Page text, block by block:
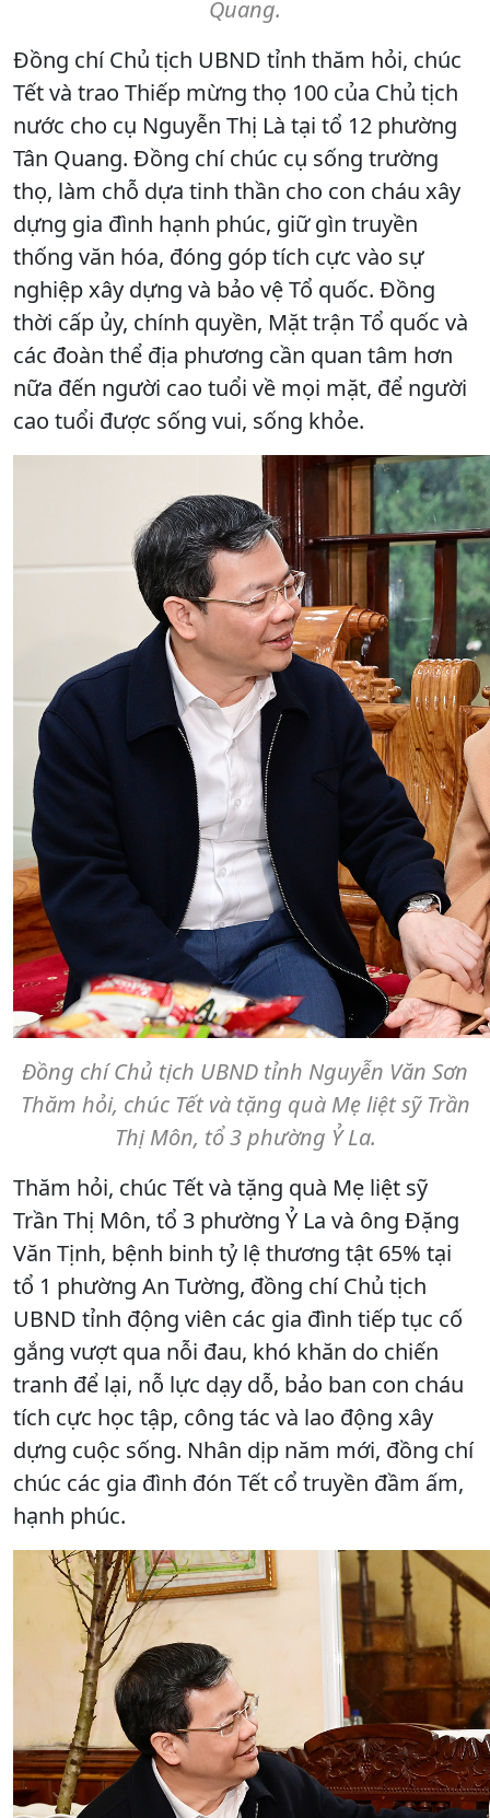
Quang.
Đồng chí Chủ tịch UBND tỉnh thăm hỏi, chúc
Tết và trao Thiếp mừng thọ 100 của Chủ tịch
nước cho cụ Nguyễn Thị Là tại tổ 12 phường
Tân Quang. Đồng chí chúc cụ sống trường
thọ, làm chỗ dựa tinh thần cho con cháu xây
dựng gia đình hạnh phúc, giữ gìn truyền
thống văn hóa, đóng góp tích cực vào sự
nghiệp xây dựng và bảo vệ Tổ quốc. Đồng
thời cấp ủy, chính quyền, Mặt trận Tổ quốc và
các đoàn thể địa phương cần quan tâm hơn
nữa đến người cao tuổi về mọi mặt, để người
cao tuổi được sống vui, sống khỏe.
Đồng chí Chủ tịch UBND tỉnh Nguyễn Văn Sơn
Thăm hỏi, chúc Tết và tặng quà Mẹ liệt sỹ Trần
Thị Môn, tổ 3 phường Ỷ La.
Thăm hỏi, chúc Tết và tặng quà Mẹ liệt sỹ
Trần Thị Môn, tổ 3 phường Ỷ La và ông Đặng
Văn Tịnh, bệnh binh tỷ lệ thương tật 65% tại
tổ 1 phường An Tường, đồng chí Chủ tịch
UBND tỉnh động viên các gia đình tiếp tục cố
gắng vượt qua nỗi đau, khó khăn do chiến
tranh để lại, nỗ lực dạy dỗ, bảo ban con cháu
tích cực học tập, công tác và lao động xây
dựng cuộc sống. Nhân dịp năm mới, đồng chí
chúc các gia đình đón Tết cổ truyền đầm ấm,
hạnh phúc.